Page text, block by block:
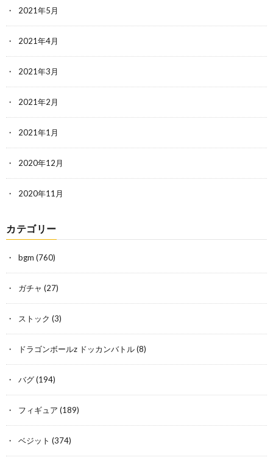
2021年5月
2021年4月
2021年3月
2021年2月
2021年1月
2020年12月
2020年11月
カテゴリー
bgm (760)
ガチャ (27)
ストック (3)
ドラゴンボールz ドッカンバトル(8)
バグ(194)
フィギュア (189)
ベジット (374)